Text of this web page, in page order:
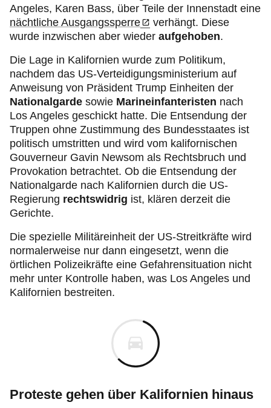
Angeles, Karen Bass, über Teile der Innenstadt eine
nächtliche Ausgangssperre
verhängt. Diese
wurde inzwischen aber wieder aufgehoben.
Die Lage in Kalifornien wurde zum Politikum,
nachdem das US-Verteidigungsministerium auf
Anweisung von Präsident Trump Einheiten der
Nationalgarde sowie Marineinfanteristen nach
Los Angeles geschickt hatte. Die Entsendung der
Truppen ohne Zustimmung des Bundesstaates ist
politisch umstritten und wird vom kalifornischen
Gouverneur Gavin Newsom als Rechtsbruch und
Provokation betrachtet. Ob die Entsendung der
Nationalgarde nach Kalifornien durch die US-
Regierung rechtswidrig ist, klären derzeit die
Gerichte.
Die spezielle Militäreinheit der US-Streitkräfte wird
normalerweise nur dann eingesetzt, wenn die
örtlichen Polizeikräfte eine Gefahrensituation nicht
mehr unter Kontrolle haben, was Los Angeles und
Kalifornien bestreiten.
Proteste gehen über Kalifornien hinaus